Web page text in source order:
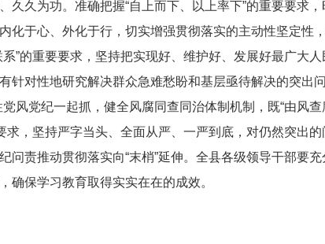
久久为功。准确把握“自上而下、以上率下”的重要要求
化于心、外化于行，切实增强贯彻落实的主动性坚定性
”的重要要求，坚持把实现好、维护好、发展好最广大
针对性地研究解决群众急难愁盼和基层亟待解决的突出
风党纪一起抓，健全风腐同查同治体制机制，既“由风
求，坚持严字当头、全面从严、一严到底，对仍然突出
问责推动贯彻落实向“末梢”延伸。全县各级领导干部要
确保学习教育取得实实在在的成效。